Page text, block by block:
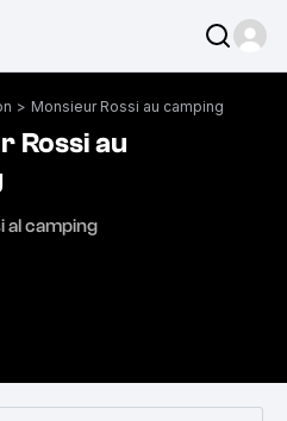
> Monsieur Rossi au camping
Rossi au
al camping